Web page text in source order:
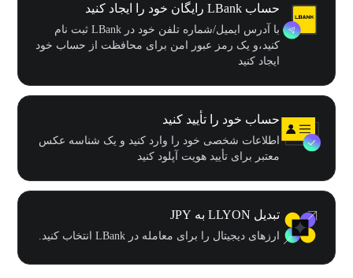
حساب LBank رایگان خود را ایجاد کنید
با آدرس ایمیل/شماره تلفن خود در LBank ثبت نام
کنید،و یک رمز عبور امن برای محافظت از حساب خود
ایجاد کنید
حساب خود را تأیید کنید
اطلاعات شخصی خود را وارد کنید و یک شناسه عکس
معتبر برای تأیید هویت آپلود کنید
تبدیل LLYON به JPY
ارزهای دیجیتال را برای معامله در LBank انتخاب کنید.